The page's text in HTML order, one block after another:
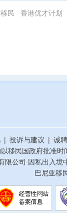
民 香港优才计划
| 投诉与建议 | 诚
移民国政府批准
公司 因私出入
巴尼亚移